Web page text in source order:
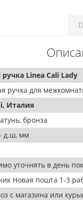
Linea Cali Lady
ручка для
Италия
бронза
д.ш, мм
уточнять в день
Новая пошта 1-3
с магазина или